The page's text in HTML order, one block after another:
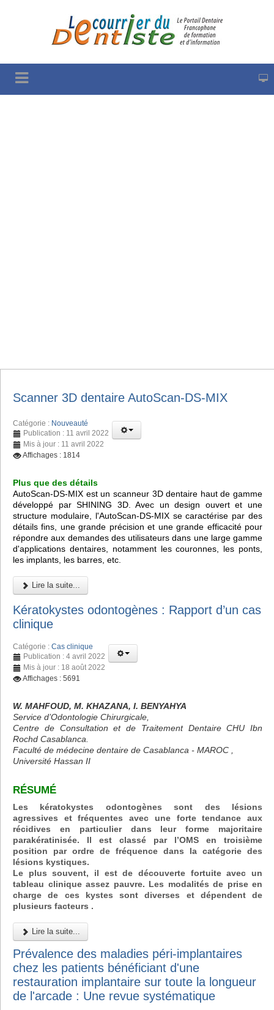
Scanner 3D dentaire AutoScan-DS-MIX
Catégorie : Nouveauté
Publication : 11 avril 2022
Mis à jour : 11 avril 2022
Affichages : 1814
Plus que des détails
AutoScan-DS-MIX est un scanneur 3D dentaire haut de gamme
développé par SHINING 3D. Avec un design ouvert et une
structure modulaire, l'AutoScan-DS-MIX se caractérise par des
détails fins, une grande précision et une grande efficacité pour
répondre aux demandes des utilisateurs dans une large gamme
d'applications dentaires, notamment les couronnes, les ponts,
les implants, les barres, etc.
Lire la suite...
Kératokystes odontogènes : Rapport d’un cas
clinique
Catégorie : Cas clinique
Publication : 4 avril 2022
Mis à jour : 18 août 2022
Affichages : 5691
W. MAHFOUD, M. KHAZANA, I. BENYAHYA
Service d’Odontologie Chirurgicale,
Centre de Consultation et de Traitement Dentaire CHU Ibn
Rochd Casablanca.
Faculté de médecine dentaire de Casablanca - MAROC ,
Université Hassan II
RÉSUMÉ
Les kératokystes odontogènes sont des lésions
agressives et fréquentes avec une forte tendance aux
récidives en particulier dans leur forme majoritaire
parakératinisée. Il est classé par l’OMS en troisième
position par ordre de fréquence dans la catégorie des
lésions kystiques.
Le plus souvent, il est de découverte fortuite avec un
tableau clinique assez pauvre. Les modalités de prise en
charge de ces kystes sont diverses et dépendent de
plusieurs facteurs .
Lire la suite...
Prévalence des maladies péri-implantaires
chez les patients bénéficiant d'une
restauration implantaire sur toute la longueur
de l'arcade : Une revue systématique